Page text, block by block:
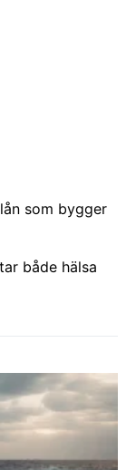
som bygger
både hälsa